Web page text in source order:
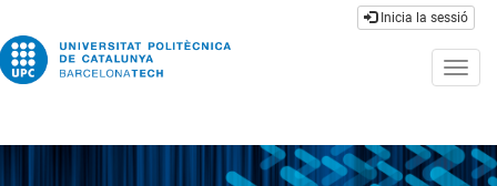
Inicia la sessió